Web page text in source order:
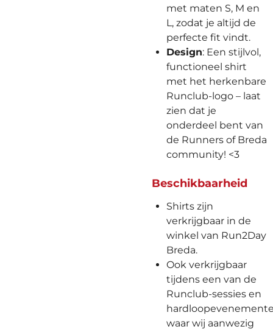
met maten S, M en
L, zodat je altijd de
perfecte fit vindt.
Design: Een stijlvol,
functioneel shirt
met het herkenbare
Runclub-logo – laat
zien dat je
onderdeel bent van
de Runners of Breda
community! <3
Beschikbaarheid
Shirts zijn
verkrijgbaar in de
winkel van Run2Day
Breda.
Ook verkrijgbaar
tijdens een van de
Runclub-sessies en
waar wij aanwezig